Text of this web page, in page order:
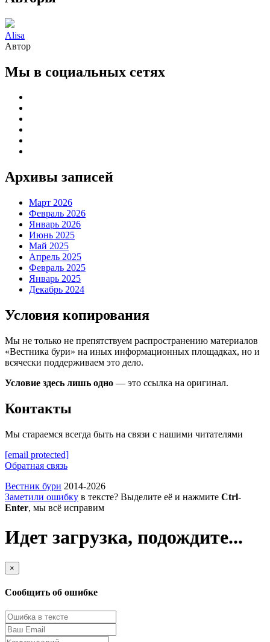
Alisa
Автор
Мы в социальных сетях
Архивы записей
Март 2026
Февраль 2026
Январь 2026
Июнь 2025
Май 2025
Апрель 2025
Февраль 2025
Январь 2025
Декабрь 2024
Условия копирования
Мы не только не препятствуем распространению материалов
«Вестника бури» на иных информационных площадках, но и
всячески поддерживаем это дело.
Условие здесь лишь одно — это ссылка на оригинал.
Контакты
Мы стараемся всегда быть на связи с нашими читателями
[email protected]
Обратная связь
Вестник бури 2014-2026
Заметили ошибку в тексте? Выделите её и нажмите Ctrl-
Enter, мы всё исправим
Идет загрузка, подождите...
×
Сообщить об ошибке